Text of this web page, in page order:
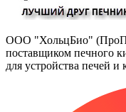
ООО "ХольцБио"
поставщиком печного
для устройства печей и